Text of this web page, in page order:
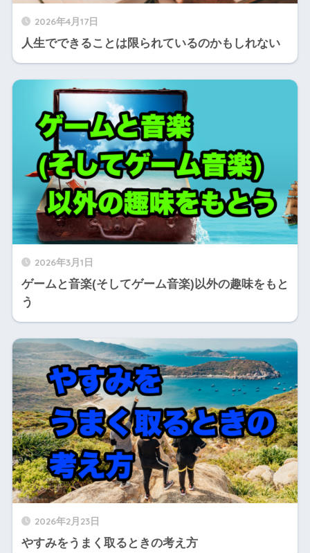
2026年4月17日
人生でできることは限られているのかもしれない
2026年3月1日
ゲームと音楽(そしてゲーム音楽)以外の趣味をもと
う
2026年2月23日
やすみをうまく取るときの考え方